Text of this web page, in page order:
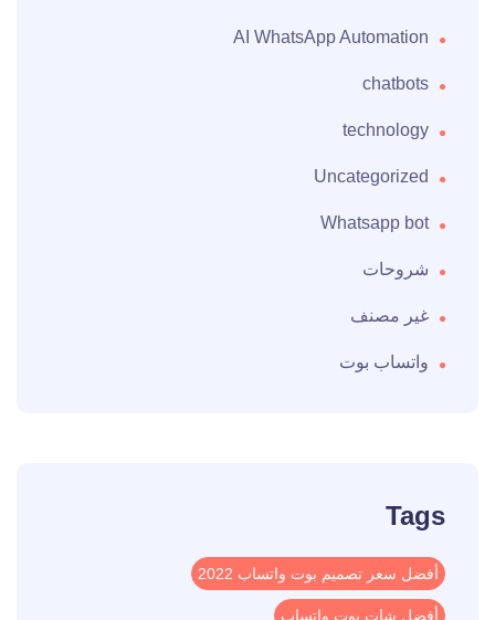
AI WhatsApp Automation
chatbots
technology
Uncategorized
Whatsapp bot
شروحات
غير مصنف
واتساب بوت
Tags
أفضل سعر تصميم بوت واتساب 2022
أفضل شات بوت واتساب